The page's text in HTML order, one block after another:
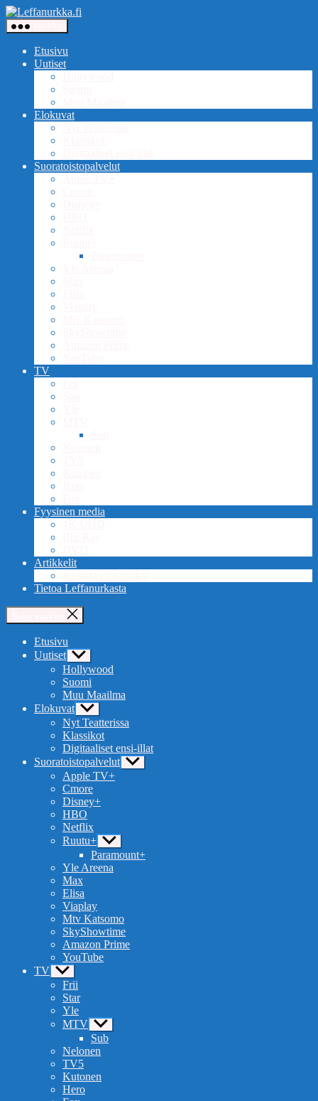
Siirry
sisältöön
Etusivu
Uutiset
Elokuvat
Suoratoistopalvelut
TV
Fyysinen media
Artikkelit
Tietoa Leffanurkasta
Etusivu
Uutiset Näytä
alavalikko
Hollywood
Suomi
Muu Maailma
Elokuvat Näytä
alavalikko
Nyt Teatterissa
Klassikot
Digitaaliset ensi-illat
Suoratoistopalvelut Näytä
alavalikko
Apple TV+
Cmore
Disney+
HBO
Netflix
Ruutu+ Näytä
alavalikko
Paramount+
Yle Areena
Max
Elisa
Viaplay
Mtv Katsomo
SkyShowtime
Amazon Prime
YouTube
TV Näytä
alavalikko
Frii
Star
Yle
MTV Näytä
alavalikko
Sub
Nelonen
TV5
Kutonen
Hero